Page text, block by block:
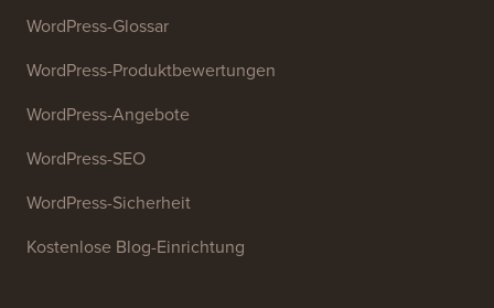
27+ kostenlose Geschäftstools
Ressourcen
WordPress-Kurse
WordPress-Glossar
WordPress-Produktbewertungen